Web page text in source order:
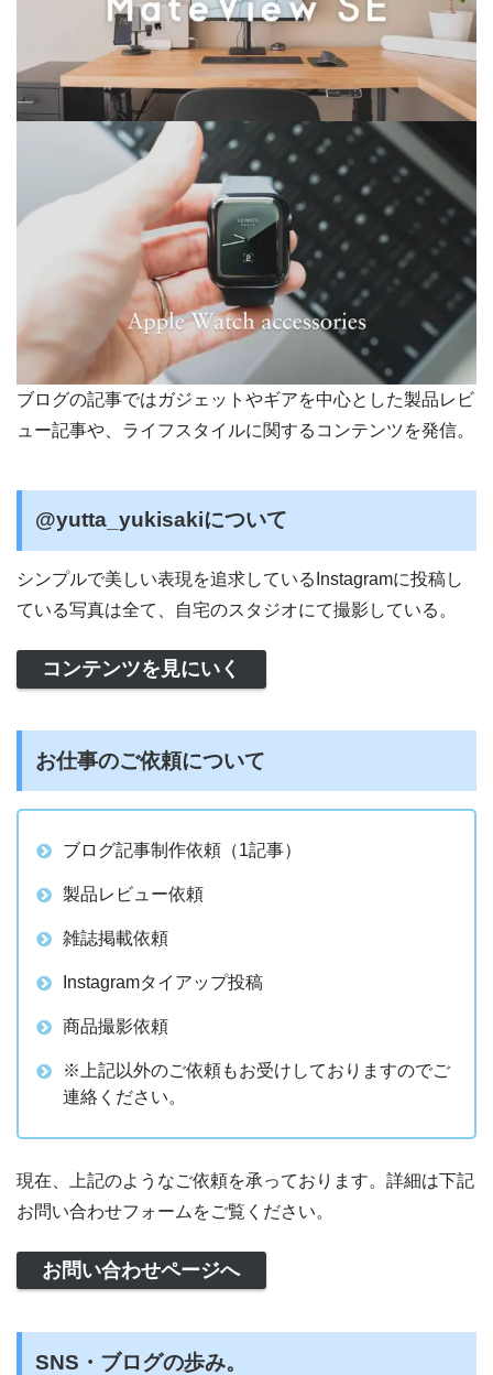
ブログの記事ではガジェットやギアを中心とした製品レビ
ュー記事や、ライフスタイルに関するコンテンツを発信。
@yutta_yukisakiについて
シンプルで美しい表現を追求しているInstagramに投稿し
ている写真は全て、自宅のスタジオにて撮影している。
コンテンツを見にいく
お仕事のご依頼について
ブログ記事制作依頼（1記事）
製品レビュー依頼
雑誌掲載依頼
Instagramタイアップ投稿
商品撮影依頼
※上記以外のご依頼もお受けしておりますのでご
連絡ください。
現在、上記のようなご依頼を承っております。詳細は下記
お問い合わせフォームをご覧ください。
お問い合わせページへ
SNS・ブログの歩み。